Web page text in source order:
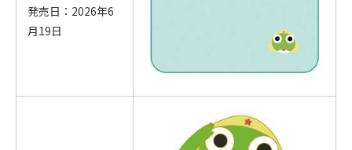
発売日：2026年6
月19日